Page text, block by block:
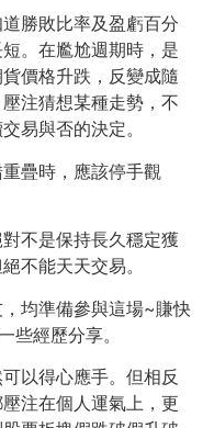
勝敗比率及盈虧百分
。在尷尬週期時，是
價格升跌，反變成隨
注猜想某種走勢，不
交易與否的決定。
疊時，應該停手觀
不是保持長久穩定獲
不能天天交易。
均準備參與這場~賺快
些經歷分享。
以得心應手。但相反
注在個人運氣上，更